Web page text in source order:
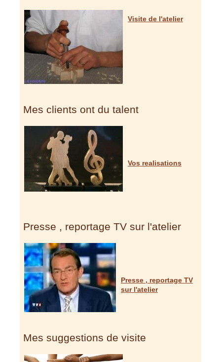
Visite de l'atelier
Mes clients ont du talent
Vos realisations
Presse , reportage TV sur l'atelier
Presse , reportage TV
sur l'atelier
Mes suggestions de visite